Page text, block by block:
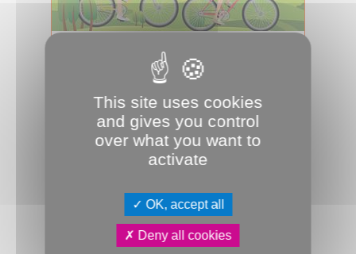
Prenez la roue des JO
La Métro 39, c’est une sortie vélo
proposée dans chaque commune
d’Amiens Métropole le 19 mai au
matin, avan...
JDA Vélo
This site uses cookies
and gives you control
over what you want to
activate
OK, accept all
Deny all cookies